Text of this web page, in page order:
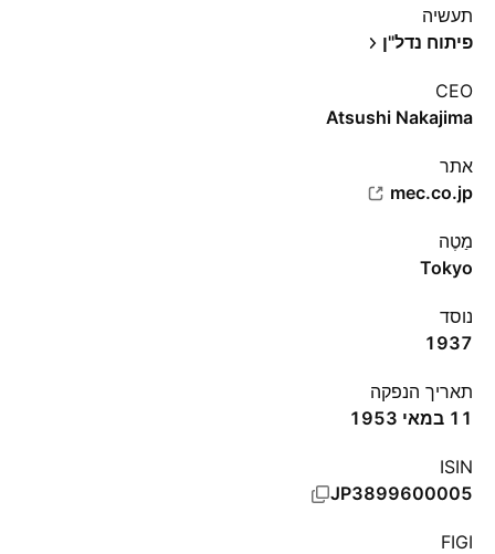
תעשיה
פיתוח נדל"ן
CEO
Atsushi Nakajima
אתר‏
mec.co.jp
מַטֶה
Tokyo
נוסד
1937
תאריך הנפקה
11 במאי 1953
ISIN
JP3899600005
FIGI